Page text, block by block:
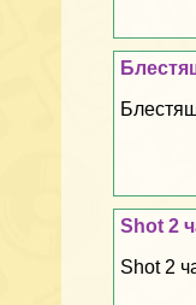
Shot 2
Shot 2